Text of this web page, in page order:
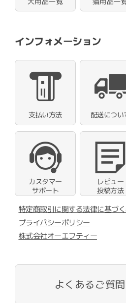
インフォメーション
支払い方法 配送につい
カスタマー
サポート
レビュー
投稿方法
特定商取引に関する法律に基づ
プライバシーポリシー
株式会社オーエフティー
よくあるご質